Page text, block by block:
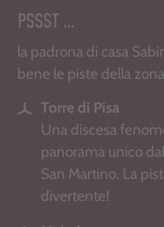
PSSST …
la padrona di casa
bene le piste della
Torre di Pisa
Una discesa
panorama unico
San Martino. La
divertente!